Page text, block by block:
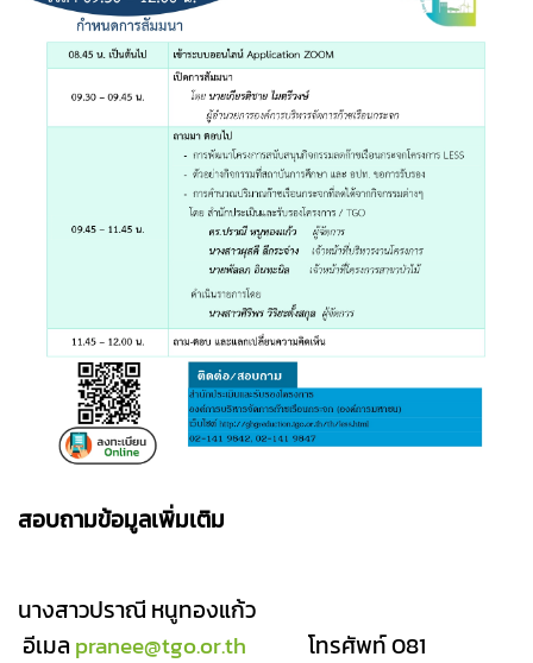
สอบถามข้อมูลเพิ่มเติม
นางสาวปราณี หนูทองแก้ว
อีเมล pranee@tgo.or.th โทรศัพท์ 081